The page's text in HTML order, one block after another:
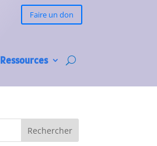
Faire un don
Ressources
Rechercher